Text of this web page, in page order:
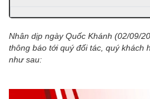
Nhân dịp ngày Quốc Khánh (02/09/
thông báo tới quý đối tác, quý khách
như sau: